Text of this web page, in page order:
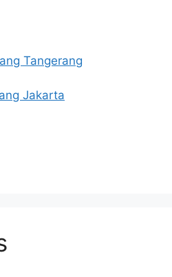
Tangerang
Jakarta